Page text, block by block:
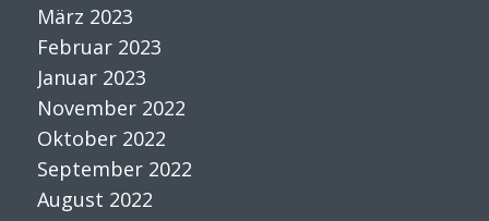
März 2023
Februar 2023
Januar 2023
November 2022
Oktober 2022
September 2022
August 2022